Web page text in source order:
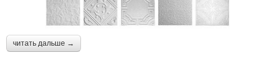
читать дальше →